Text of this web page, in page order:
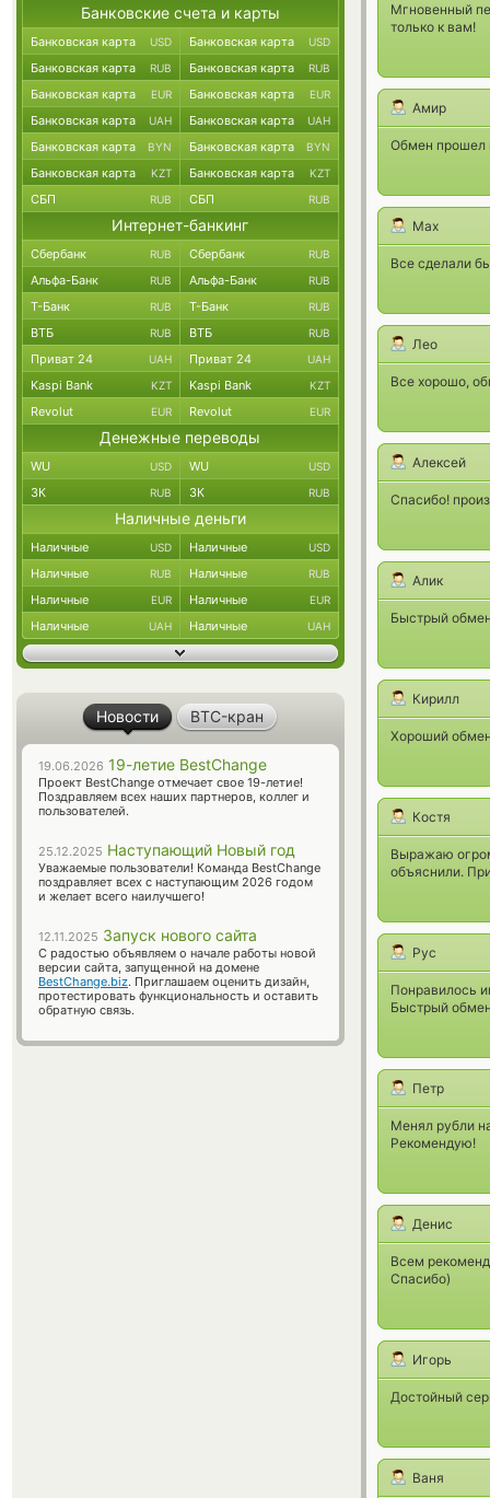
Мгновенный
только к вам!
Амир
Обмен прошел
Max
Все сделали
Лео
Все хорошо,
Алексей
Спасибо!
Алик
Быстрый
Кирилл
Хороший
Костя
Выражаю
объяснили.
Рус
Понравилось
Быстрый
Петр
Менял рубли
Рекомендую!
Денис
Всем
Спасибо)
Игорь
Достойный
Ваня
Банковские счета и карты
Банковская карта USD Банковская карта USD
Банковская карта RUB Банковская карта RUB
Банковская карта EUR Банковская карта EUR
Банковская карта UAH Банковская карта UAH
Банковская карта BYN Банковская карта BYN
Банковская карта KZT Банковская карта KZT
СБП RUB СБП RUB
Интернет-банкинг
Сбербанк RUB Сбербанк RUB
Альфа-Банк RUB Альфа-Банк RUB
Т-Банк RUB Т-Банк RUB
ВТБ RUB ВТБ RUB
Приват 24 UAH Приват 24 UAH
Kaspi Bank KZT Kaspi Bank KZT
Revolut EUR Revolut EUR
Денежные переводы
WU USD WU USD
ЗК RUB ЗК RUB
Наличные деньги
Наличные USD Наличные USD
Наличные RUB Наличные RUB
Наличные EUR Наличные EUR
Наличные UAH Наличные UAH
Новости BTC-кран
19.06.2026 19-летие BestChange
Проект BestChange отмечает свое 19-летие!
Поздравляем всех наших партнеров, коллег и
пользователей.
25.12.2025 Наступающий Новый год
Уважаемые пользователи! Команда BestChange
поздравляет всех с наступающим 2026 годом
и желает всего наилучшего!
12.11.2025 Запуск нового сайта
С радостью объявляем о начале работы новой
версии сайта, запущенной на домене
BestChange.biz. Приглашаем оценить дизайн,
протестировать функциональность и оставить
обратную связь.